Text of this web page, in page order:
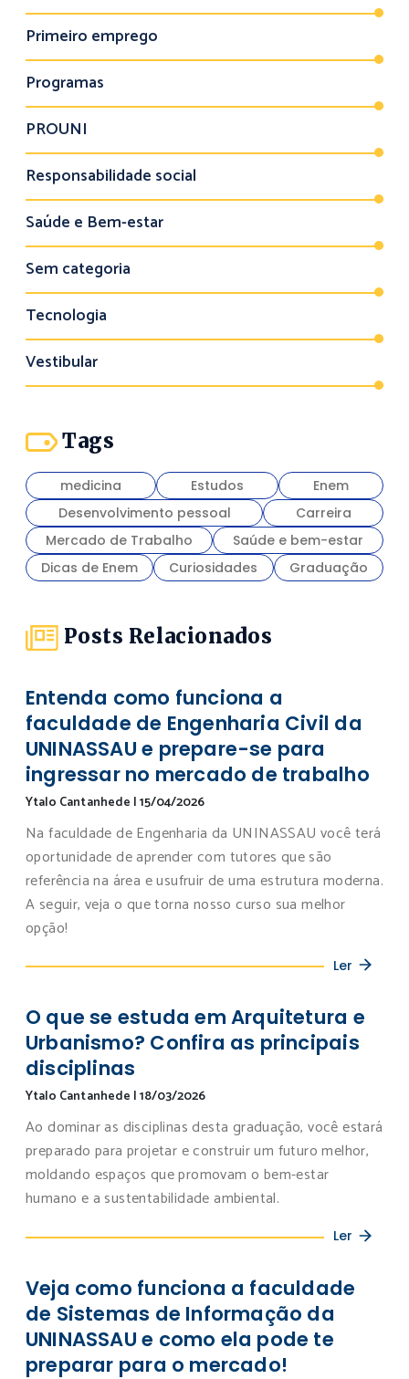
Primeiro emprego
Programas
PROUNI
Responsabilidade social
Saúde e Bem-estar
Sem categoria
Tecnologia
Vestibular
Tags
medicina Estudos
Enem
Desenvolvimento pessoal
Carreira
Mercado de Trabalho
Saúde e bem-estar
Dicas de Enem
Curiosidades Graduação
Posts Relacionados
Entenda como funciona a
faculdade de Engenharia Civil da
UNINASSAU e prepare-se para
ingressar no mercado de trabalho
Ytalo Cantanhede |15/04/2026
Na faculdade de Engenharia da UNINASSAU você terá
oportunidade de aprender com tutores que são
referência na área e usufruir de uma estrutura moderna.
A seguir, veja o que torna nosso curso sua melhor
opção!
Ler
O que se estuda em Arquitetura e
Urbanismo? Confira as principais
disciplinas
Ytalo Cantanhede |18/03/2026
Ao dominar as disciplinas desta graduação, você estará
preparado para projetar e construir um futuro melhor,
moldando espaços que promovam o bem-estar
humano e a sustentabilidade ambiental.
Ler
Veja como funciona a faculdade
de Sistemas de Informação da
UNINASSAU e como ela pode te
preparar para o mercado!